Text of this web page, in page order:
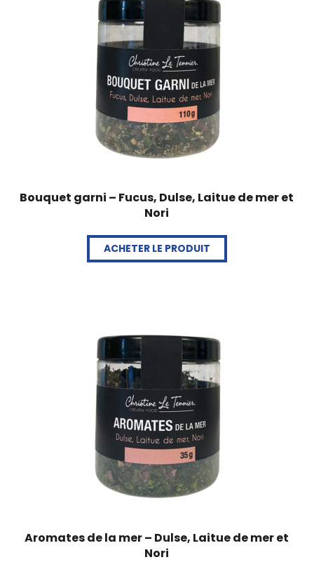
Bouquet garni – Fucus, Dulse, Laitue de mer et
Nori
ACHETER LE PRODUIT
Aromates de la mer – Dulse, Laitue de mer et
Nori